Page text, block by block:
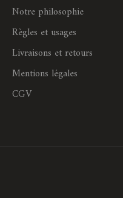
Notre philosophie
Règles et usages
Livraisons et retours
Mentions légales
CGV